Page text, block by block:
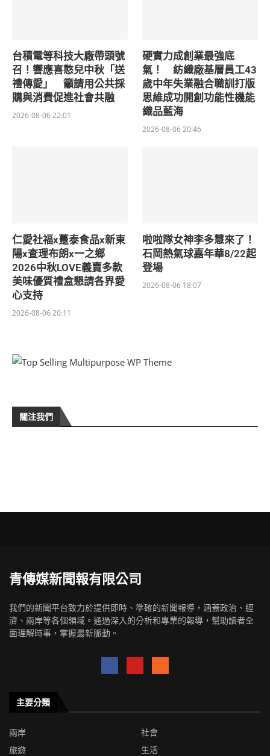
台積電等科技大廠帶頭號
召！響應喜憨兒中秋「送
禮傳愛」 籲請用公共採
購與消費促進社會共融
2026-08-06 22:01
硬實力成創業最強底
氣！ 紡織廠基層員工43
歲中年失業融合職訓打版
思維成功開創功能性機能
織品藍海
2026-08-06 20:46
仁愛社福x躉泰食品x新東
陽x查理布朗x一之鄉
2026中秋LOVE義賣多款
美味優質禮盒懇請各界愛
心支持
2026-08-06 20:11
啦啦隊女神李多慧來了！
石岡熱氣球嘉年華8/22起
登場
2026-08-06 18:07
關注我們
青傳媒新聞報有限公司
我們的新聞平台致力於提供即時、準確的新聞報導，涵蓋政治、經
濟、兩岸等各個領域。通過深入的分析和專業的報導，幫助讀者全
面理解時事，掌握最新脈動。
主要分類
兩岸
社會
旅遊
生活